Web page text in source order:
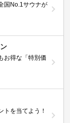
国No.1サウナが
お得な「特別価
トを当てよう！